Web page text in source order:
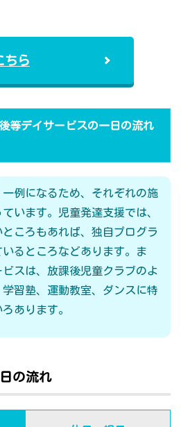
ちら
等デイサービスの一日の流れ
例になるため、それぞれの施
います。児童発達支援では、
ころもあれば、独自プログラ
るところなどあります。ま
スは、放課後児童クラブのよ
習塾、運動教室、ダンスに特
あります。
の流れ